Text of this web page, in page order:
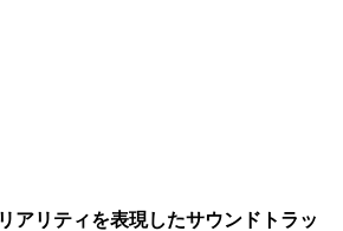
アリティを表現したサウンドトラッ